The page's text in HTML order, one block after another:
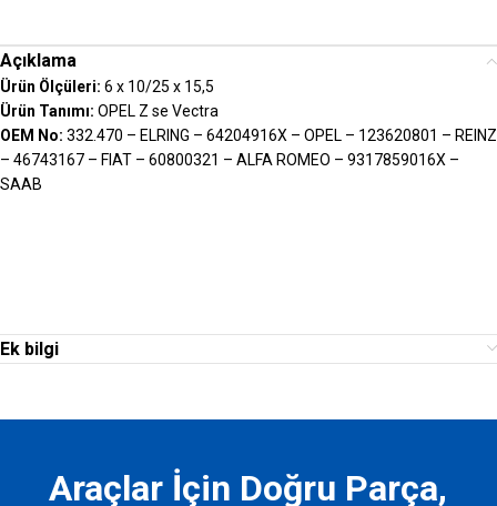
Açıklama
Ürün Ölçüleri: 6 x 10/25 x 15,5
Ürün Tanımı: OPEL Z se Vectra
OEM No: 332.470 – ELRING – 64204916X – OPEL – 123620801 – REINZ
– 46743167 – FIAT – 60800321 – ALFA ROMEO – 9317859016X –
SAAB
Ek bilgi
Araçlar İçin Doğru Parça,